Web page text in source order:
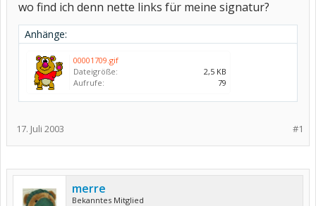
wo find ich denn nette links für meine signatur?
Anhänge:
00001709.gif
Dateigröße:
2,5 KB
Aufrufe:
79
#1
17. Juli 2003
merre
Bekanntes Mitglied